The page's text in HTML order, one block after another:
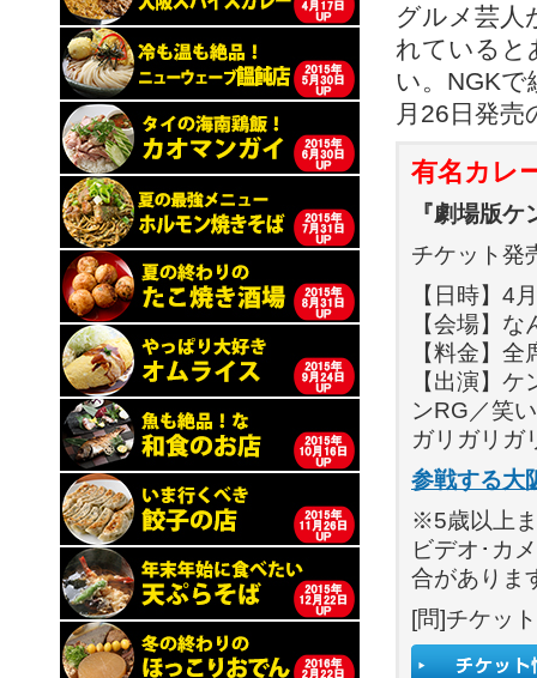
グルメ芸人
れていると
い。NGK
月26日発
有名カレ
『劇場版
チケット
【日時】
【会場】
【料金】
【出演】
ンRG／笑
ガリガリガ
参戦する大
※5歳以上
ビデオ･カ
合がありま
[問]チケッ